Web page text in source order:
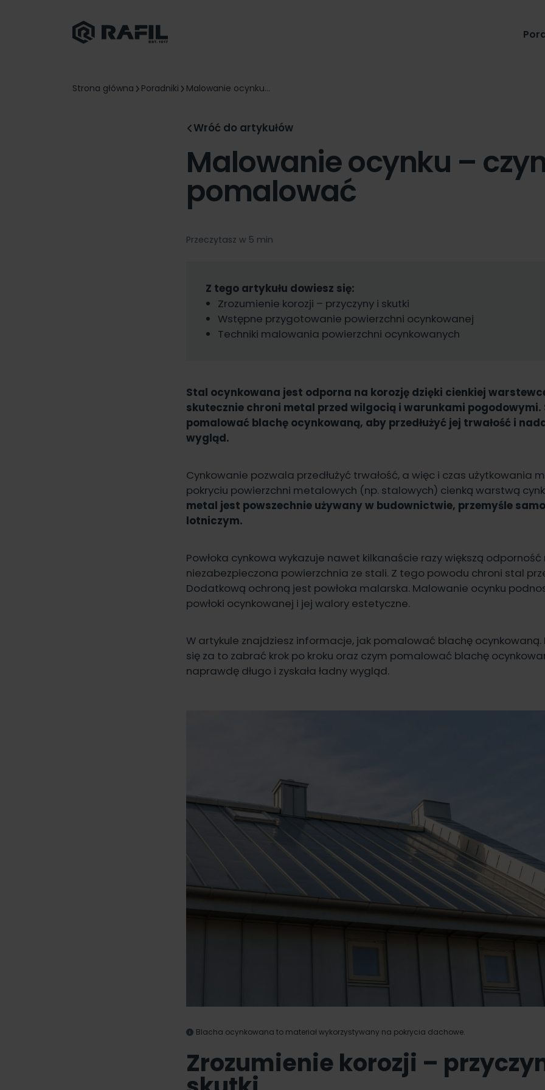
Strona główna Poradniki Malowanie ocynku...
Wróć do artykułów
Malowanie ocynku –
pomalować
Przeczytasz w 5 min
Z tego artykułu dowiesz się:
Zrozumienie korozji – przyczyny i skutki
Wstępne przygotowanie powierzchni ocynkowanej
Techniki malowania powierzchni ocynkowanych
Stal ocynkowana jest odporna na korozję dzięki cienkiej
skutecznie chroni metal przed wilgocią i warunkami pogodowymi.
pomalować blachę ocynkowaną, aby przedłużyć jej trwałość i
wygląd.
Cynkowanie pozwala przedłużyć trwałość, a więc i czas użytkowania
pokryciu powierzchni metalowych (np. stalowych) cienką warstwą
metal jest powszechnie używany w budownictwie, przemyśle
lotniczym.
Powłoka cynkowa wykazuje nawet kilkanaście razy większą odporność
niezabezpieczona powierzchnia ze stali. Z tego powodu chroni stal
Dodatkową ochroną jest powłoka malarska. Malowanie ocynku
powłoki ocynkowanej i jej walory estetyczne.
W artykule znajdziesz informacje, jak pomalować blachę
się za to zabrać krok po kroku oraz czym pomalować blachę
naprawdę długo i zyskała ładny wygląd.
Blacha ocynkowana to materiał wykorzystywany na pokrycia dachowe.
Zrozumienie korozji –